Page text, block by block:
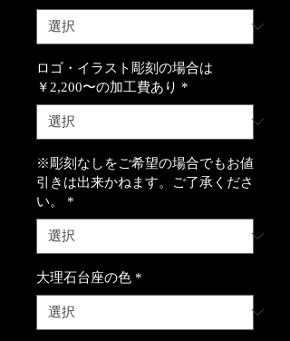
ロゴ・イラスト彫刻の場合は
￥2,200〜の加工費あり *
※彫刻なしをご希望の場合でもお値
引きは出来かねます。ご了承くださ
い。
*
大理石台座の色 *